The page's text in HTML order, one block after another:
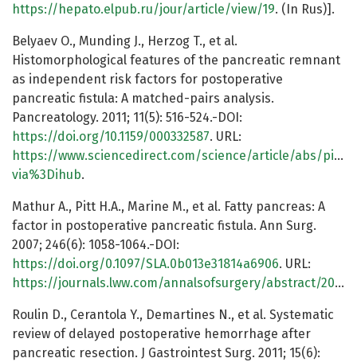
https://hepato.elpub.ru/jour/article/view/19. (In Rus)].
Belyaev O., Munding J., Herzog T., et al.
Histomorphological features of the pancreatic remnant
as independent risk factors for postoperative
pancreatic fistula: A matched-pairs analysis.
Pancreatology. 2011; 11(5): 516-524.-DOI:
https://doi.org/10.1159/000332587. URL:
https://www.sciencedirect.com/science/article/abs/pii/
via%3Dihub.
Mathur A., Pitt H.A., Marine M., et al. Fatty pancreas: A
factor in postoperative pancreatic fistula. Ann Surg.
2007; 246(6): 1058-1064.-DOI:
https://doi.org/0.1097/SLA.0b013e31814a6906. URL:
https://journals.lww.com/annalsofsurgery/abstract/2007/12000/fatty_pancreas__a_factor_in_postoperative.21.aspx
Roulin D., Cerantola Y., Demartines N., et al. Systematic
review of delayed postoperative hemorrhage after
pancreatic resection. J Gastrointest Surg. 2011; 15(6):